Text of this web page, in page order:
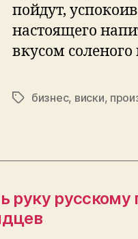
пойдут,
настоящего
вкусом соленого
Tagsбизнес, виски,
руку русскому